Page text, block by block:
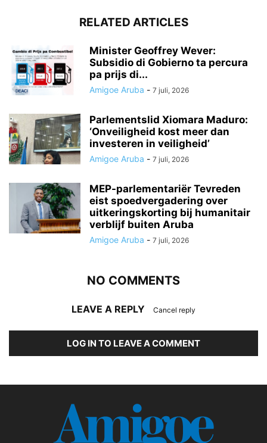
RELATED ARTICLES
Minister Geoffrey Wever:
Subsidio di Gobierno ta percura
pa prijs di...
Amigoe Aruba - 7 juli, 2026
Parlementslid Xiomara Maduro:
‘Onveiligheid kost meer dan
investeren in veiligheid’
Amigoe Aruba - 7 juli, 2026
MEP-parlementariër Tevreden
eist spoedvergadering over
uitkeringskorting bij humanitair
verblijf buiten Aruba
Amigoe Aruba - 7 juli, 2026
NO COMMENTS
LEAVE A REPLY Cancel reply
LOG IN TO LEAVE A COMMENT